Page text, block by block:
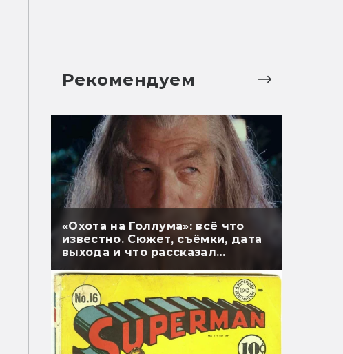
Рекомендуем
«Охота на Голлума»: всё что
известно. Сюжет, съёмки, дата
выхода и что рассказал